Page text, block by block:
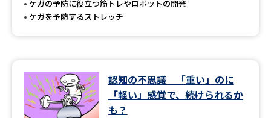
ケガの予防に役立つ筋トレやロボットの開発
ケガを予防するストレッチ
認知の不思議 「重い」のに
「軽い」感覚で、続けられるか
も？